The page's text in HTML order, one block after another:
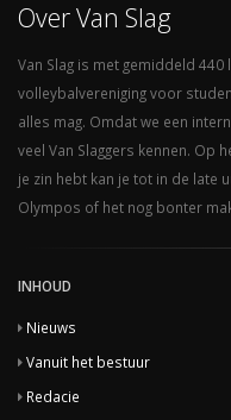
Over Van Slag
Van Slag is met gemiddeld
volleybalvereniging voor
alles mag. Omdat we een
veel Van Slaggers kennen. Op
je zin hebt kan je tot in de late
Olympos of het nog bonter
INHOUD
Nieuws
Vanuit het bestuur
Redacie